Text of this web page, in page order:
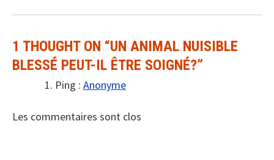
1 THOUGHT ON “UN ANIMAL NUISIBLE
BLESSÉ PEUT-IL ÊTRE SOIGNÉ?”
Ping : Anonyme
Les commentaires sont clos